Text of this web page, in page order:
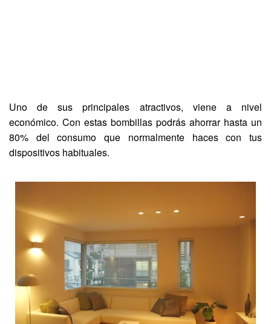
Uno de sus principales atractivos, viene a nivel
económico. Con estas bombillas podrás ahorrar hasta un
80% del consumo que normalmente haces con tus
dispositivos habituales.